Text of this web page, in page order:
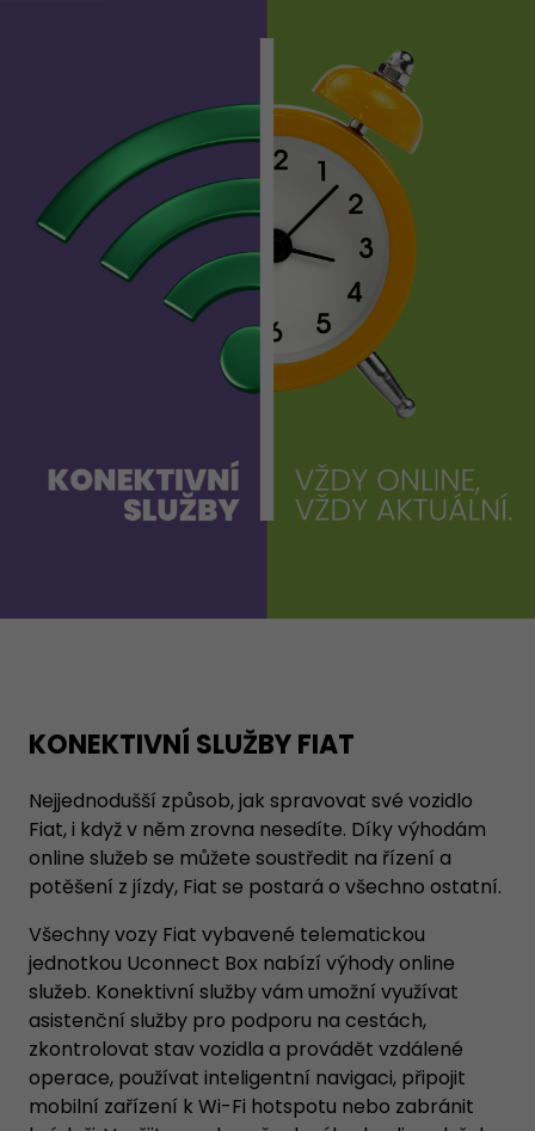
KONEKTIVNÍ SLUŽBY FIAT
Nejjednodušší způsob, jak spravovat své vozidlo
Fiat, i když v něm zrovna nesedíte. Díky výhodám
online služeb se můžete soustředit na řízení a
potěšení z jízdy, Fiat se postará o všechno ostatní.
Všechny vozy Fiat vybavené telematickou
jednotkou Uconnect Box nabízí výhody online
služeb. Konektivní služby vám umožní využívat
asistenční služby pro podporu na cestách,
zkontrolovat stav vozidla a provádět vzdálené
operace, používat inteligentní navigaci, připojit
mobilní zařízení k Wi-Fi hotspotu nebo zabránit